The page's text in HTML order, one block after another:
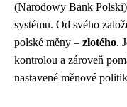
(Narodowy Bank
systému. Od svého
polské měny – zlotého.
kontrolou a zároveň
nastavené měnové